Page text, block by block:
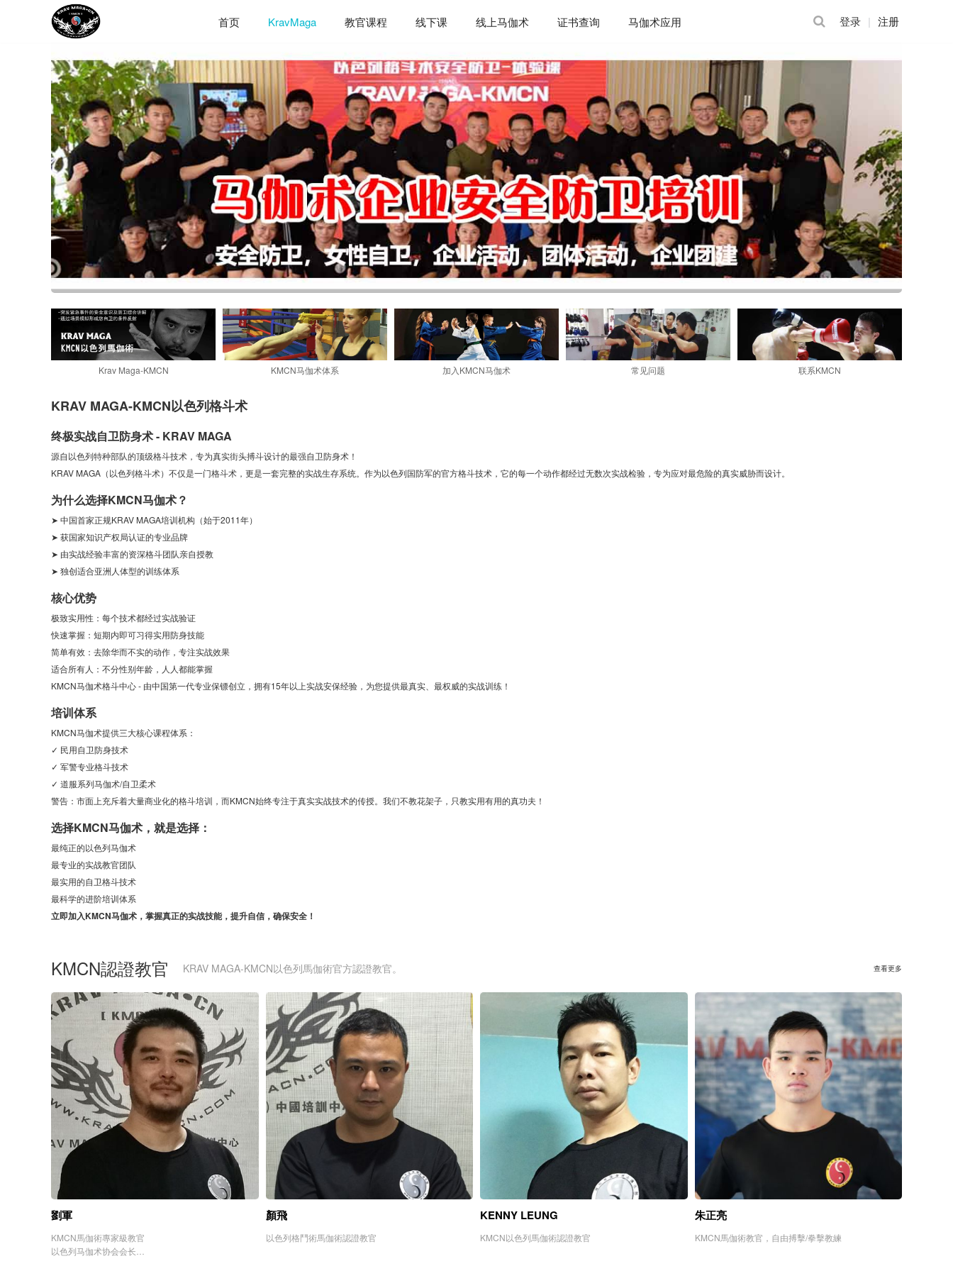
首页 KravMaga 教官课程 线下课 线上马伽术 证书查询 马伽术应用 登录 注册
Krav Maga-KMCN KMCN马伽术体系 加入KMCN马伽术 常见问题 联系KMCN
KRAV MAGA-KMCN以色列格斗术
终极实战自卫防身术 - KRAV MAGA
源自以色列特种部队的顶级格斗技术，专为真实街头搏斗设计的最强自卫防身术！
KRAV MAGA（以色列格斗术）不仅是一门格斗术，更是一套完整的实战生存系统。作为以色列国防军的官方格斗技术，它的每一个动作都经过无数次实战检验，专为应对最危险的真实威胁而设计。
为什么选择KMCN马伽术？
➤ 中国首家正规KRAV MAGA培训机构（始于2011年）
➤ 获国家知识产权局认证的专业品牌
➤ 由实战经验丰富的资深格斗团队亲自授教
➤ 独创适合亚洲人体型的训练体系
核心优势
极致实用性：每个技术都经过实战验证
快速掌握：短期内即可习得实用防身技能
简单有效：去除华而不实的动作，专注实战效果
适合所有人：不分性别年龄，人人都能掌握
KMCN马伽术格斗中心 - 由中国第一代专业保镖创立，拥有15年以上实战安保经验，为您提供最真实、最权威的实战训练！
培训体系
KMCN马伽术提供三大核心课程体系：
✓ 民用自卫防身技术
✓ 军警专业格斗技术
✓ 道服系列马伽术/自卫柔术
警告：市面上充斥着大量商业化的格斗培训，而KMCN始终专注于真实实战技术的传授。我们不教花架子，只教实用有用的真功夫！
选择KMCN马伽术，就是选择：
最纯正的以色列马伽术
最专业的实战教官团队
最实用的自卫格斗技术
最科学的进阶培训体系
立即加入KMCN马伽术，掌握真正的实战技能，提升自信，确保安全！
KMCN認證教官 KRAV MAGA-KMCN以色列馬伽術官方認證教官。 查看更多
劉軍
KMCN馬伽術專家級教官
以色列马伽术协会会长
顏飛
以色列格鬥術馬伽術認證教官
KENNY LEUNG
KMCN以色列馬伽術認證教官
朱正亮
KMCN馬伽術教官，自由搏擊/拳擊教練